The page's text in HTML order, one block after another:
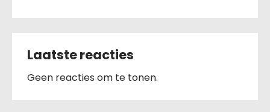
Laatste reacties
Geen reacties om te tonen.